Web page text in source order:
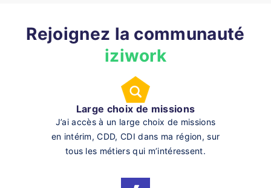
Rejoignez la communauté
iziwork
Large choix de missions
J’ai accès à un large choix de missions
en intérim, CDD, CDI dans ma région, sur
tous les métiers qui m’intéressent.